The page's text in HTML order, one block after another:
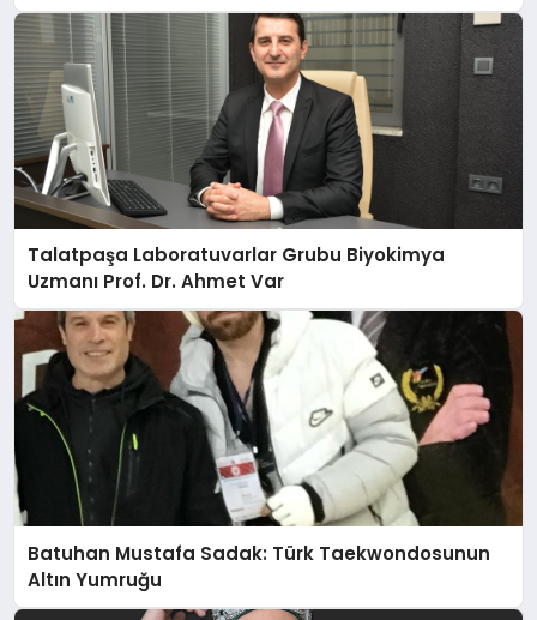
Talatpaşa Laboratuvarlar Grubu Biyokimya
Uzmanı Prof. Dr. Ahmet Var
Batuhan Mustafa Sadak: Türk Taekwondosunun
Altın Yumruğu